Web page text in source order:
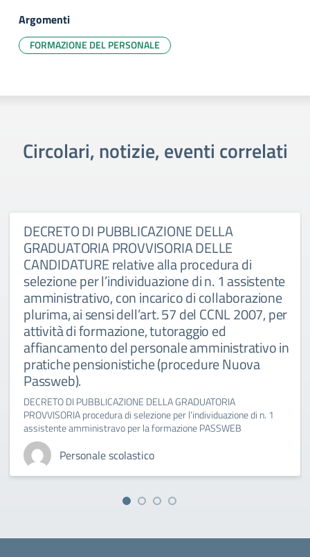
Argomenti
FORMAZIONE DEL PERSONALE
Circolari, notizie, eventi correlati
DECRETO DI PUBBLICAZIONE DELLA
GRADUATORIA PROVVISORIA DELLE
CANDIDATURE relative alla procedura di
selezione per l’individuazione di n. 1 assistente
amministrativo, con incarico di collaborazione
plurima, ai sensi dell’art. 57 del CCNL 2007, per
attività di formazione, tutoraggio ed
affiancamento del personale amministrativo in
pratiche pensionistiche (procedure Nuova
Passweb).
DECRETO DI PUBBLICAZIONE DELLA GRADUATORIA
PROVVISORIA procedura di selezione per l’individuazione di n. 1
assistente amministravo per la formazione PASSWEB
Personale scolastico